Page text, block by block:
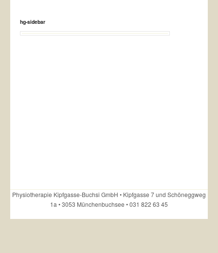
hg-sidebar
Physiotherapie Kipfgasse-Buchsi GmbH • Kipfgasse 7 und Schöneggweg
1a • 3053 Münchenbuchsee • 031 822 63 45